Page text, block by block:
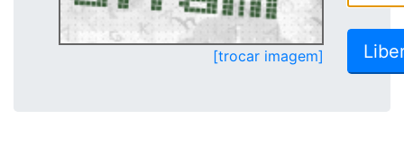
[trocar imagem]